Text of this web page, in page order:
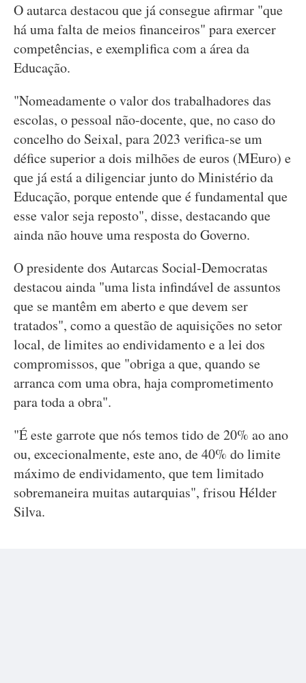
O autarca destacou que já consegue afirmar "que
há uma falta de meios financeiros" para exercer
competências, e exemplifica com a área da
Educação.
"Nomeadamente o valor dos trabalhadores das
escolas, o pessoal não-docente, que, no caso do
concelho do Seixal, para 2023 verifica-se um
défice superior a dois milhões de euros (MEuro) e
que já está a diligenciar junto do Ministério da
Educação, porque entende que é fundamental que
esse valor seja reposto", disse, destacando que
ainda não houve uma resposta do Governo.
O presidente dos Autarcas Social-Democratas
destacou ainda "uma lista infindável de assuntos
que se mantêm em aberto e que devem ser
tratados", como a questão de aquisições no setor
local, de limites ao endividamento e a lei dos
compromissos, que "obriga a que, quando se
arranca com uma obra, haja comprometimento
para toda a obra".
"É este garrote que nós temos tido de 20% ao ano
ou, excecionalmente, este ano, de 40% do limite
máximo de endividamento, que tem limitado
sobremaneira muitas autarquias", frisou Hélder
Silva.